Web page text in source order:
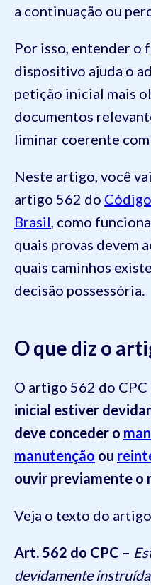
a continuação ou
Por isso, entender o
dispositivo ajuda o
petição inicial mais
documentos
liminar coerente
Neste artigo, você
artigo 562 do
Brasil, como
quais provas devem
quais caminhos
decisão possessória.
O que diz o
O artigo 562 do CPC
inicial estiver
deve conceder o
manutenção ou
ouvir previamente o
Veja o texto do
Art. 562 do CPC –
devidamente